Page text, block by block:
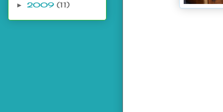
► 2009 (11)